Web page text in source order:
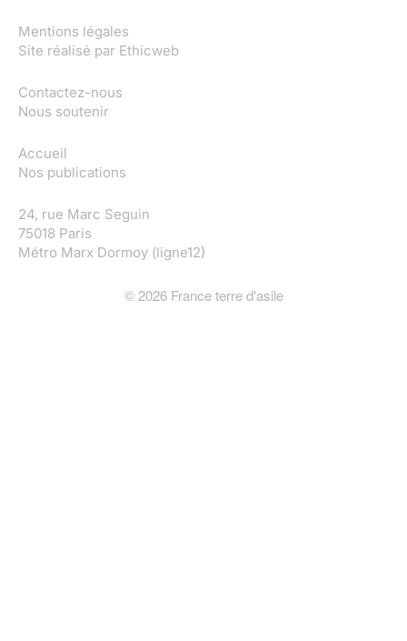
Mentions légales
Site réalisé par Ethicweb
Contactez-nous
Nous soutenir
Accueil
Nos publications
24, rue Marc Seguin
75018 Paris
Métro Marx Dormoy (ligne12)
© 2026France terre d'asile